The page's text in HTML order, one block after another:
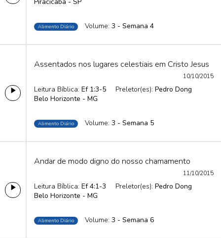
Alimento Diário Volume: 3 - Semana 4
Assentados nos lugares celestiais em Cristo Jesus
10/10/2015
Leitura Bíblica: Ef 1:3-5 Preletor(es): Pedro Dong
Belo Horizonte - MG
Alimento Diário Volume: 3 - Semana 5
Andar de modo digno do nosso chamamento
11/10/2015
Leitura Bíblica: Ef 4:1-3 Preletor(es): Pedro Dong
Belo Horizonte - MG
Alimento Diário Volume: 3 - Semana 6